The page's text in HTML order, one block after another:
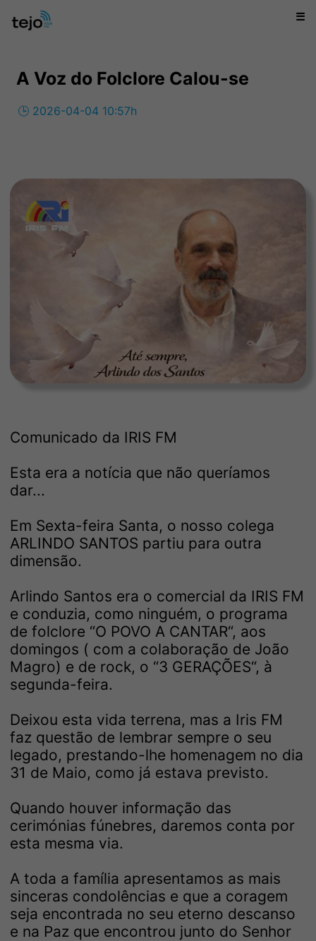
☰
A Voz do Folclore Calou-se
🕒 2026-04-04 10:57h
Comunicado da IRIS FM
Esta era a notícia que não queríamos
dar...
Em Sexta-feira Santa, o nosso colega
ARLINDO SANTOS partiu para outra
dimensão.
Arlindo Santos era o comercial da IRIS FM
e conduzia, como ninguém, o programa
de folclore “O POVO A CANTAR“, aos
domingos ( com a colaboração de João
Magro) e de rock, o “3 GERAÇÕES“, à
segunda-feira.
Deixou esta vida terrena, mas a Iris FM
faz questão de lembrar sempre o seu
legado, prestando-lhe homenagem no dia
31 de Maio, como já estava previsto.
Quando houver informação das
cerimónias fúnebres, daremos conta por
esta mesma via.
A toda a família apresentamos as mais
sinceras condolências e que a coragem
seja encontrada no seu eterno descanso
e na Paz que encontrou junto do Senhor